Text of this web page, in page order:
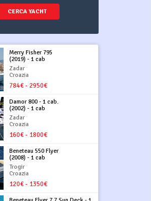
CERCA YACHT
Merry Fisher 795
(2019) - 1 cab
Zadar
Croazia
784€ - 2950€
Damor 800 - 1 cab.
(2002) - 1 cab
Zadar
Croazia
160€ - 1800€
Beneteau 550 Flyer
(2008) - 1 cab
Trogir
Croazia
120€ - 1350€